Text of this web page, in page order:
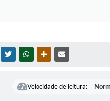
TWITTERWHATSAPPOUTRAS MÍDIAS
Velocidade de leitura: